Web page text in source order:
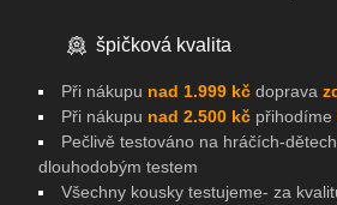
špičková kvalita
Při nákupu nad 1.999 kč doprava
Při nákupu nad 2.500 kč přihodíme
Pečlivě testováno na hráčích-
dlouhodobým testem
Všechny kousky testujeme- za